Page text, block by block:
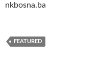
nkbosna.ba
FEATURED